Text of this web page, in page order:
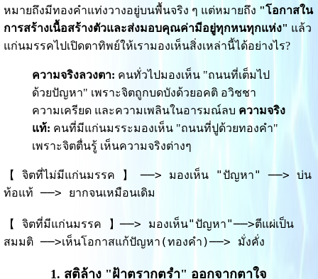
หมายถึงมีทองคำแท่งวางอยู่บนพื้นจริง ๆ แต่หมายถึง "โอกาสใน
การสร้างเนื้อสร้างตัวและส่งมอบคุณค่ามีอยู่ทุกหนทุกแห่ง" แล้ว
แก่นมรรคไปเปิดตาทิพย์ให้เรามองเห็นสิ่งเหล่านี้ได้อย่างไร?
ความจริงลวงตา: คนทั่วไปมองเห็น "ถนนที่เต็มไป
ด้วยปัญหา" เพราะจิตถูกบดบังด้วยอคติ อวิชชา
ความเครียด และความเพลินในอารมณ์ลบ ความจริง
แท้: คนที่มีแก่นมรระมองเห็น "ถนนที่ปูด้วยทองคำ"
เพราะจิตตื่นรู้ เห็นความจริงต่างๆ
【 จิตที่ไม่มีแก่นมรรค 】 ──> มองเห็น "ปัญหา" ──> บ่น
ท้อแท้ ──> ยากจนเหมือนเดิม
【 จิตที่มีแก่นมรรค 】──> มองเห็น"ปัญหา"──>ตีแผ่เป็น
1. สติล้าง "ฝ้าตรากตรำ" ออกจากตาใจ